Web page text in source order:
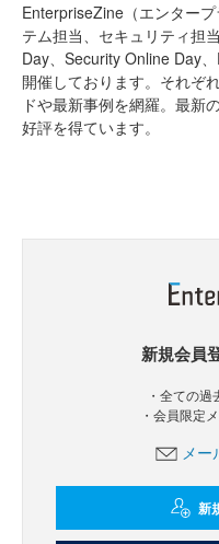
EnterpriseZine（エンター
テム担当、セキュリティ担
Day、Security Online Day
開催しております。それぞ
ドや最新事例を網羅。最新
好評を得ています。
新規会員
・全ての
・会員限定
メー
新